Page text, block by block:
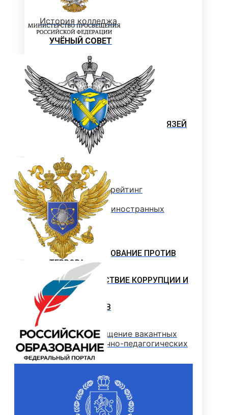
История колледжа
УЧЁНЫЙ СОВЕТ
УЧЕБНО-МЕТОДИЧЕСКОЕ
УПРАВЛЕНИЕ
Учебная часть
ОТДЕЛ МЕЖДУНАРОДНЫХ И
ВНЕШНЕЭКОНОМИЧЕСКИХ СВЯЗЕЙ
Международная деятельность
ВУЗы партнеры
Международный рейтинг
Информация для иностранных
студентов
ПАРТНЕРЫ
НАУКА И ОБРАЗОВАНИЕ ПРОТИВ
ТЕРРОРА
ПРОТИВОДЕЙСТВИЕ КОРРУПЦИИ И
ТЕРРОРУ
ОТДЕЛ КАДРОВ
Конкурс на замещение вакантных
должностей научно-педагогических
работников
Вакансии
ОБЩИЙ ОТДЕЛ